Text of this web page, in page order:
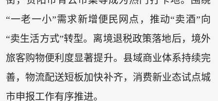
“一老一小”需求新增便民网点，推动“卖酒”向
“卖生活方式”转型。离境退税政策落地后，境外
旅客购物便利度显著提升。县域商业体系持续完
善，物流配送短板加快补齐，消费新业态试点城
市申报工作有序推进。